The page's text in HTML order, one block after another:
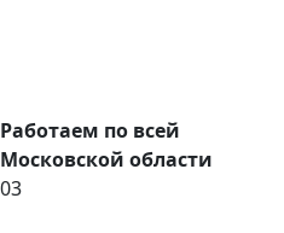
Работаем по всей
Московской области
03